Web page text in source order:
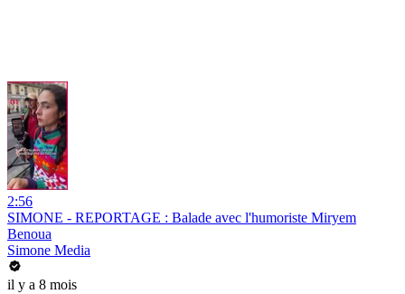
2:56
SIMONE - REPORTAGE : Balade avec l'humoriste Miryem
Benoua
Simone Media
il y a 8 mois